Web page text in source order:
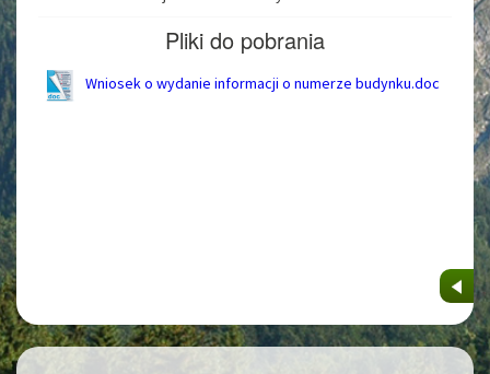
Pliki do pobrania
Wniosek o wydanie informacji o numerze budynku.doc